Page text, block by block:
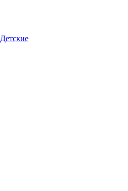
Детские